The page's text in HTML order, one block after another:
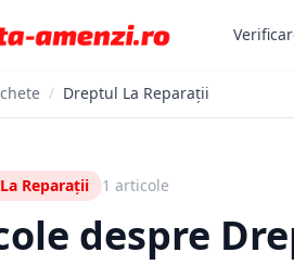
/ Dreptul La Reparații
Reparații 1 articole
despre